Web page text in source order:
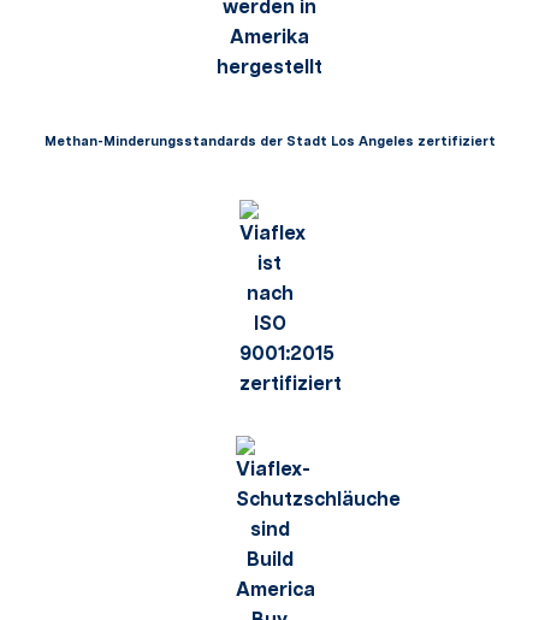
Methan-Minderungsstandards der Stadt Los Angeles zertifiziert